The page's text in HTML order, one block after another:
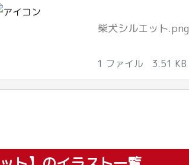
柴犬シルエット.png
1 ファイル 3.51 KB